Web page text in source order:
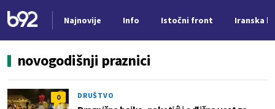
Najnovije Info Istočni front Iranska
novogodišnji praznici
0 DRUŠTVO